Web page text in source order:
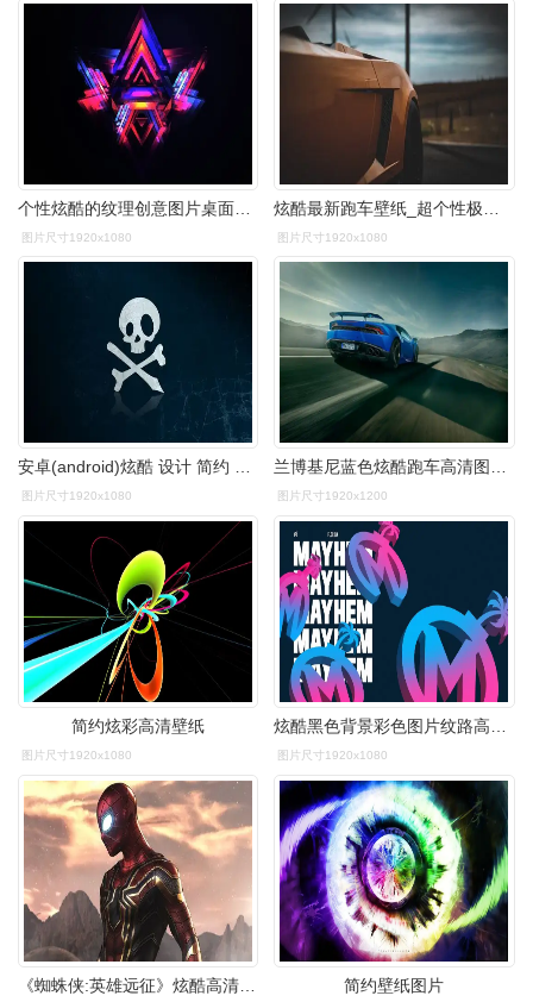
图片尺寸1920x1080 图片尺寸1920x1080
安卓(android)炫酷 设计 简约 骷髅头高清手机壁纸免费下载,安心市场
图片尺寸1920x1080
兰博基尼蓝色炫酷跑车高清图片桌面壁纸
图片尺寸1920x1200
简约炫彩高清壁纸
图片尺寸1920x1080 图片尺寸1920x1080
简约壁纸图片